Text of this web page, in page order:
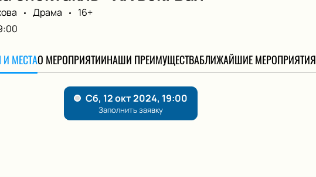
Драма
16+
МЕСТАО МЕРОПРИЯТИИНАШИ ПРЕИМУЩЕСТВАБЛИЖАЙШИЕ МЕРОПРИЯТИЯ